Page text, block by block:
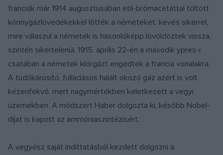
franciák már 1914 augusztusában etil-brómacetáttal töltött
könnygázlövedékekkel lőtték a németeket, kevés sikerrel,
mire válaszul a németek is hasonlóképp lövöldöztek vissza,
szintén sikertelenül. 1915. április 22-én a második ypres-i
csatában a németek klórgázt engedtek a francia vonalakra.
A tüdőkárosító, fulladásos halált okozó gáz azért is volt
kézenfekvő, mert nagymértékben keletkezett a vegyi
üzemekben. A módszert Haber dolgozta ki, később Nobel-
díjat is kapott az ammóniaszintézisért.
A vegyész saját indíttatásból kezdett dolgozni a